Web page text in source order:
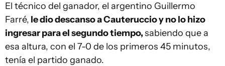
El técnico del ganador, el argentino Guillermo
Farré, le dio descanso a Cauteruccio y no lo hizo
ingresar para el segundo tiempo,sabiendo que a
esa altura, con el 7-0 de los primeros 45 minutos,
tenía el partido ganado.